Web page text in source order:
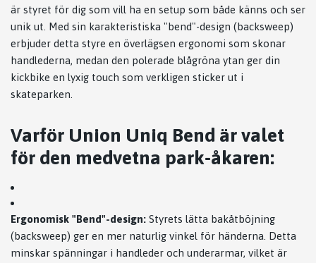
är styret för dig som vill ha en setup som både känns och ser
unik ut. Med sin karakteristiska "bend"-design (backsweep)
erbjuder detta styre en överlägsen ergonomi som skonar
handlederna, medan den polerade blågröna ytan ger din
kickbike en lyxig touch som verkligen sticker ut i
skateparken.
Varför Union Uniq Bend är valet
för den medvetna park-åkaren:
Ergonomisk "Bend"-design: Styrets lätta bakåtböjning
(backsweep) ger en mer naturlig vinkel för händerna. Detta
minskar spänningar i handleder och underarmar, vilket är